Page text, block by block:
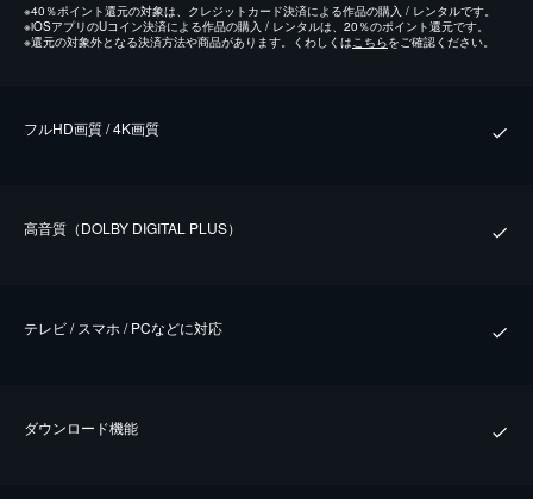
※40％ポイント還元の対象は、クレジットカード決済による作品の購入 / レンタルです。
※iOSアプリのUコイン決済による作品の購入 / レンタルは、20％のポイント還元です。
※還元の対象外となる決済方法や商品があります。くわしくはこちらをご確認ください。
フルHD画質 / 4K画質
⾼⾳質（DOLBY DIGITAL PLUS）
テレビ / スマホ / PCなどに対応
ダウンロード機能